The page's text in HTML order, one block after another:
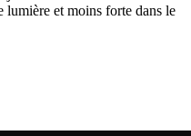
lumière et moins forte dans le